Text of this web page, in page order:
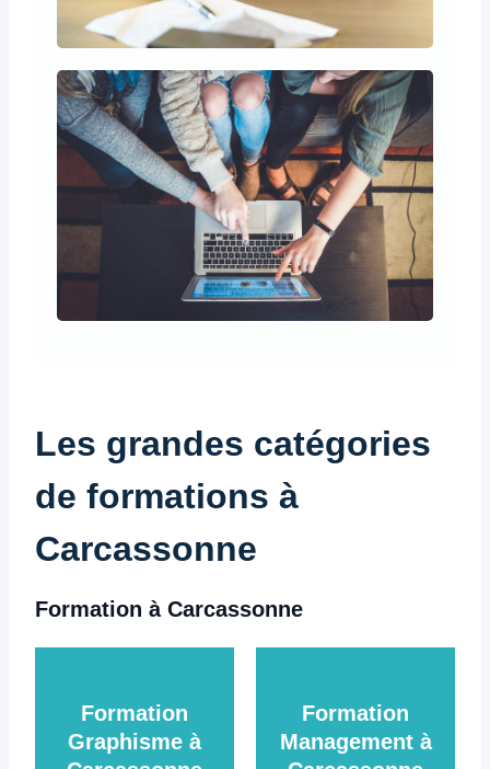
Les grandes catégories
de formations à
Carcassonne
Formation à Carcassonne
Formation
Graphisme à
Formation
Management à